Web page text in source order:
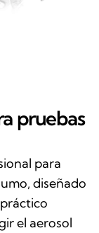
pruebas
para
diseñado
el aerosol